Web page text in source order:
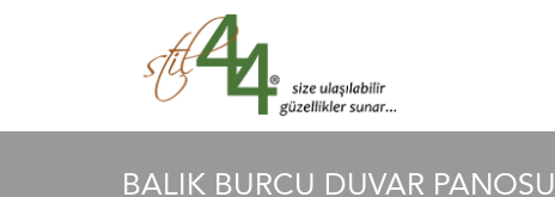
BALIK BURCU DUVAR PANOSU